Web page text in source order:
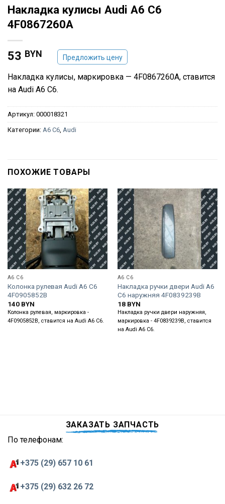
Накладка кулисы Audi A6 C6
4F0867260A
53 BYN Предложить цену
Накладка кулисы, маркировка — 4F0867260A, ставится
на Audi A6 C6.
Артикул: 000018321
Категории: A6 C6 Audi
ПОХОЖИЕ ТОВАРЫ
A6 C6
Колонка рулевая Audi A6 C6
4F0905852B
140 BYN
Колонка рулевая, маркировка -
4F0905852B, ставится на Audi A6 C6.
A6 C6
Накладка ручки двери Audi A6
C6 наружняя 4F0839239B
18 BYN
Накладка ручки двери наружняя,
маркировка - 4F0839239B, ставится
на Audi A6 C6.
ЗАКАЗАТЬ ЗАПЧАСТЬ
По телефонам:
+375 (29) 657 10 61
+375 (29) 632 26 72